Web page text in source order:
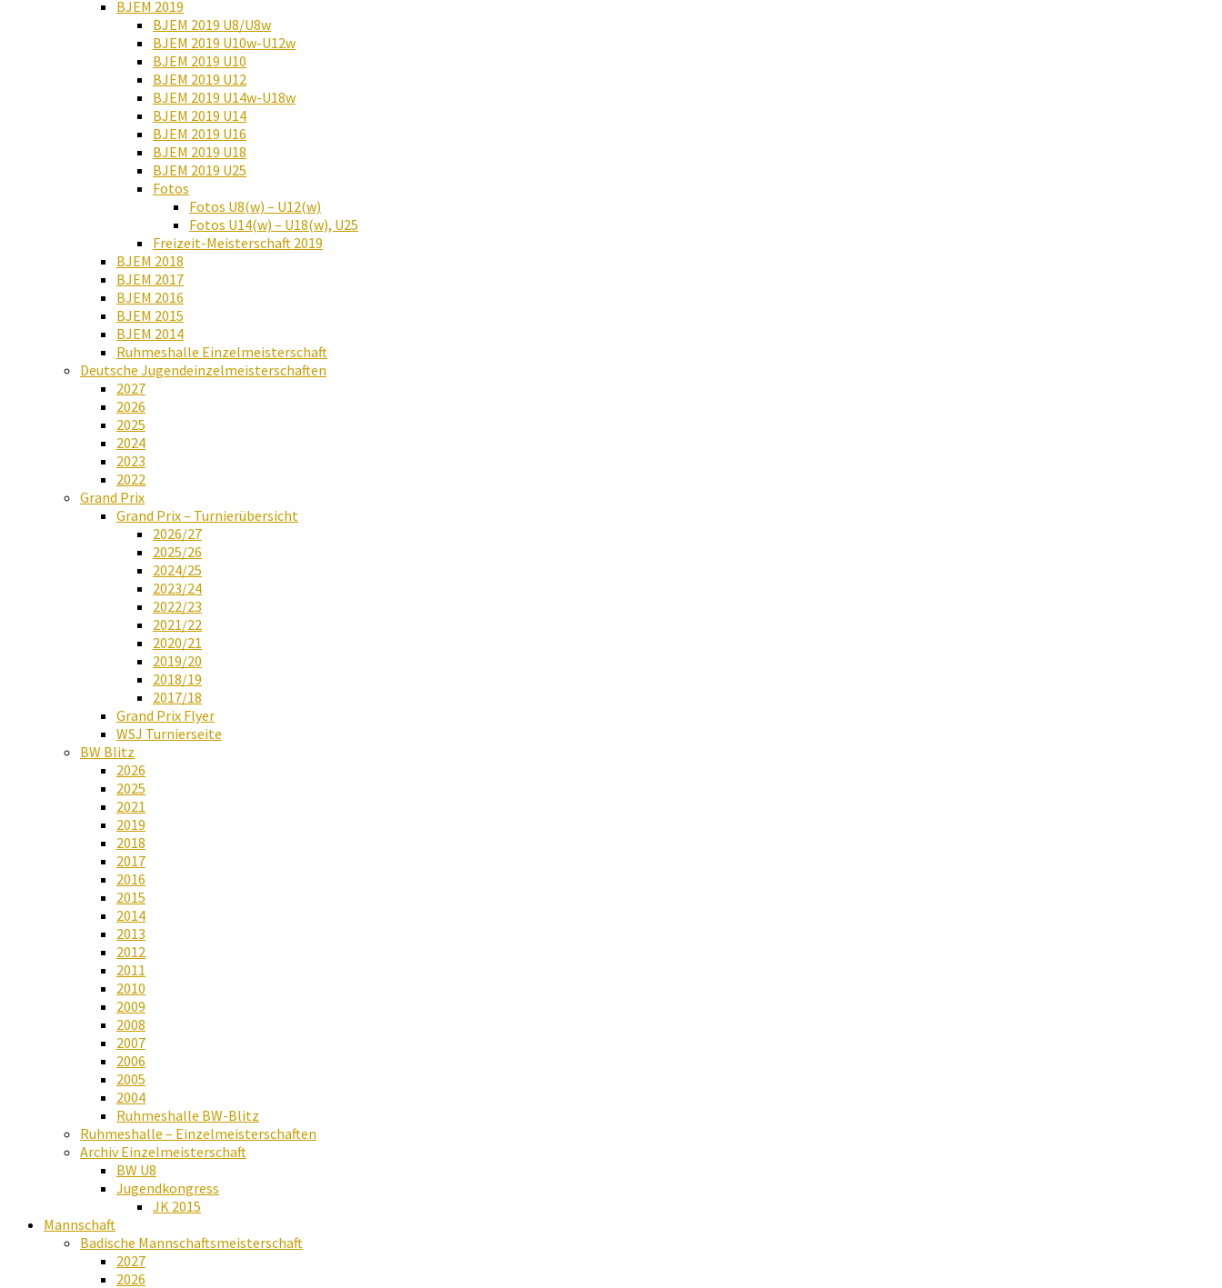
BJEM 2019
BJEM 2019 U8/U8w
BJEM 2019 U10w-U12w
BJEM 2019 U10
BJEM 2019 U12
BJEM 2019 U14w-U18w
BJEM 2019 U14
BJEM 2019 U16
BJEM 2019 U18
BJEM 2019 U25
Fotos
Fotos U8(w) – U12(w)
Fotos U14(w) – U18(w), U25
Freizeit-Meisterschaft 2019
BJEM 2018
BJEM 2017
BJEM 2016
BJEM 2015
BJEM 2014
Ruhmeshalle Einzelmeisterschaft
Deutsche Jugendeinzelmeisterschaften
2027
2026
2025
2024
2023
2022
Grand Prix
Grand Prix – Turnierübersicht
2026/27
2025/26
2024/25
2023/24
2022/23
2021/22
2020/21
2019/20
2018/19
2017/18
Grand Prix Flyer
WSJ Turnierseite
BW Blitz
2026
2025
2021
2019
2018
2017
2016
2015
2014
2013
2012
2011
2010
2009
2008
2007
2006
2005
2004
Ruhmeshalle BW-Blitz
Ruhmeshalle – Einzelmeisterschaften
Archiv Einzelmeisterschaft
BW U8
Jugendkongress
JK 2015
Mannschaft
Badische Mannschaftsmeisterschaft
2027
2026